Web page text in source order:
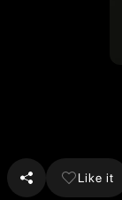
Like it